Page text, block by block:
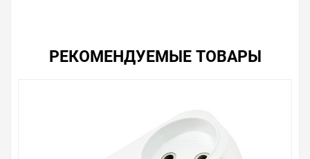
РЕКОМЕНДУЕМЫЕ ТОВАРЫ